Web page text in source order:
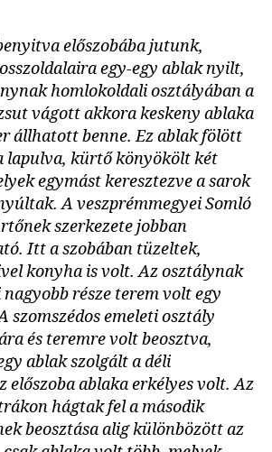
előszobába jutunk,
egy-egy ablak nyilt,
homlokoldali osztályában a
vágott akkora keskeny ablaka
állhatott benne. Ez ablak fölött
lapulva, kürtő könyökölt két
egymást keresztezve a sarok
A veszprémmegyei Somló
szerkezete jobban
Itt a szobában tüzeltek,
konyha is volt. Az osztálynak
része terem volt egy
szomszédos emeleti osztály
és teremre volt beosztva,
ablak szolgált a déli
előszoba ablaka erkélyes volt. Az
hágtak fel a második
beosztása alig különbözött az